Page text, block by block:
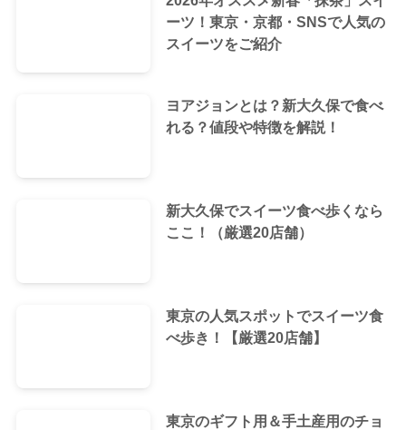
ーツ！東京・京都・SNSで人気の
スイーツをご紹介
ヨアジョンとは？新大久保で食べ
れる？値段や特徴を解説！
新大久保でスイーツ食べ歩くなら
ここ！（厳選20店舗）
東京の人気スポットでスイーツ食
べ歩き！【厳選20店舗】
東京のギフト用＆手土産用のチョ